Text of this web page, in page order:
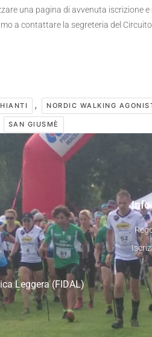
una pagina di avvenuta iscrizione e
a contattare la segreteria del
, NORDIC WALKING
SAN GIUSMÈ
Leggera (FIDAL)
Info